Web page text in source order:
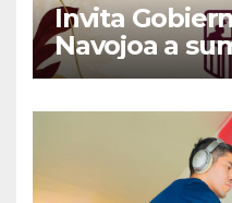
Invita
Navojoa a
Jornada